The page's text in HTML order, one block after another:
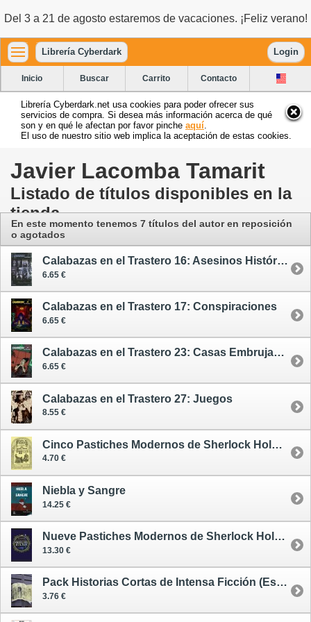
Del 3 a 21 de agosto estaremos de vacaciones. ¡Feliz verano!
Librería Cyberdark Login
Inicio Buscar Carrito Contacto
Librería Cyberdark.net usa cookies para poder ofrecer sus
servicios de compra. Si desea más información acerca de qué
son y en qué le afectan por favor pinche aquí
El uso de nuestro sitio web implica la aceptación de estas cookies.
Javier Lacomba Tamarit
Listado de títulos disponibles en la
tienda
En este momento tenemos 7 títulos del autor en reposición
o agotados
Calabazas en el Trastero 16: Asesinos Históricos
6.65 €
Calabazas en el Trastero 17: Conspiraciones
6.65 €
Calabazas en el Trastero 23: Casas Embrujadas
6.65 €
Calabazas en el Trastero 27: Juegos
8.55 €
Cinco Pastiches Modernos de Sherlock Holmes
4.70 €
Niebla y Sangre
14.25 €
Nueve Pastiches Modernos de Sherlock Holmes
13.30 €
Pack Historias Cortas de Intensa Ficción (Especial Sherlock Holmes) / Pulpture's Historias Cortas de Intensa Ficción 22-25
3.76 €